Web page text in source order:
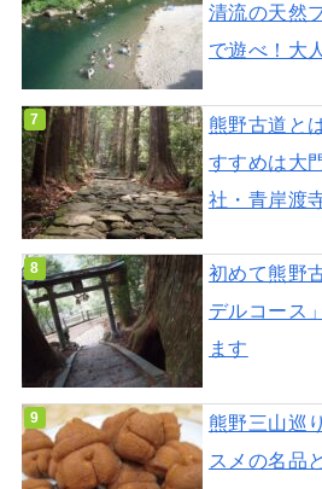
清流の天然
で遊べ！大
熊野古道と
すすめは大
社・青岸渡
初めて熊野
デルコース
ます
熊野三山巡
スメの名品